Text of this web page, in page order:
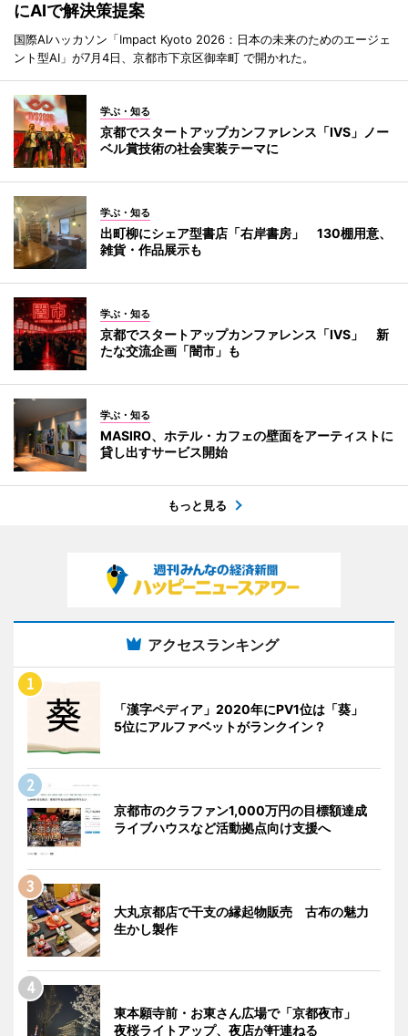
にAIで解決策提案
国際AIハッカソン「Impact Kyoto 2026：日本の未来のためのエージェ
ント型AI」が7月4日、京都市下京区御幸町 で開かれた。
学ぶ・知る
京都でスタートアップカンファレンス「IVS」ノー
ベル賞技術の社会実装テーマに
学ぶ・知る
出町柳にシェア型書店「右岸書房」 130棚用意、
雑貨・作品展示も
学ぶ・知る
京都でスタートアップカンファレンス「IVS」 新
たな交流企画「闇市」も
学ぶ・知る
MASIRO、ホテル・カフェの壁面をアーティストに
貸し出すサービス開始
もっと見る
アクセスランキング
「漢字ペディア」2020年にPV1位は「葵」
5位にアルファベットがランクイン？
京都市のクラファン1,000万円の目標額達成
ライブハウスなど活動拠点向け支援へ
大丸京都店で干支の縁起物販売 古布の魅力
生かし製作
東本願寺前・お東さん広場で「京都夜市」
夜桜ライトアップ、夜店が軒連ねる